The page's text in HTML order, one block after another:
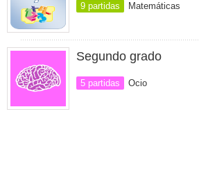
9 partidas Matemáticas
Segundo grado
5 partidas Ocio